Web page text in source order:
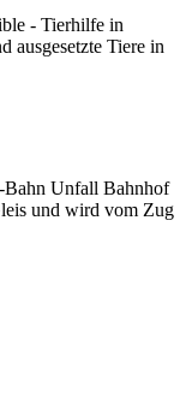
- Tierhilfe in
ausgesetzte Tiere in
Bahn Unfall Bahnhof
und wird vom Zug